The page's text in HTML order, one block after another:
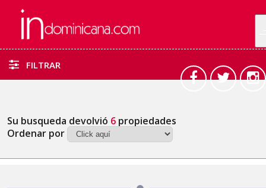
FILTRAR
Su busqueda devolvió 6 propiedades
Ordenar por